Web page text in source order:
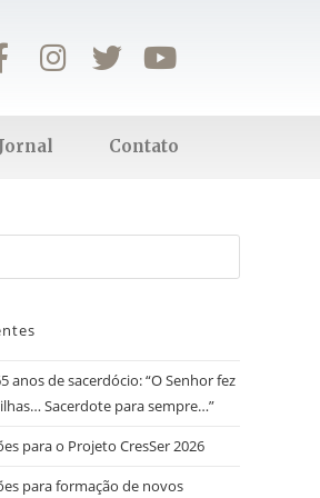
Jornal Contato
anos de sacerdócio: “O Senhor fez
Sacerdote para sempre…”
para o Projeto CresSer 2026
para formação de novos